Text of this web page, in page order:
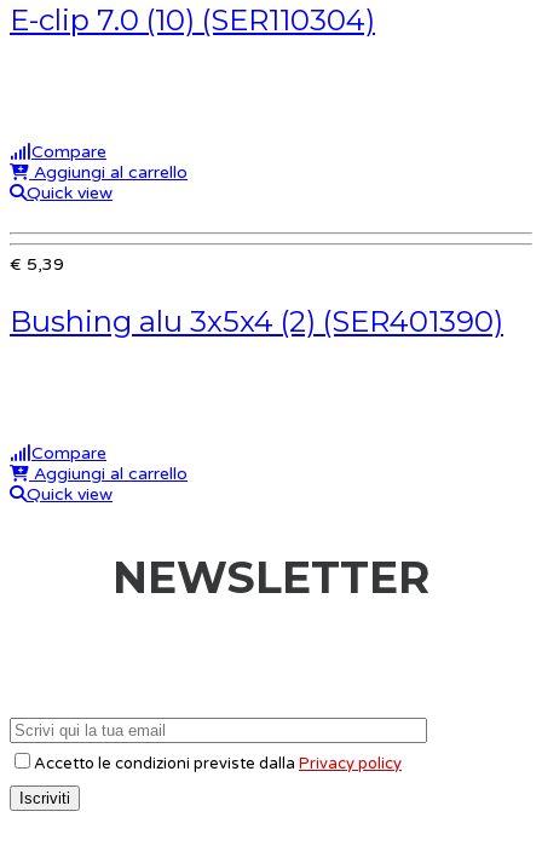
E-clip 7.0 (10) (SER110304)
Compare
Aggiungi al carrello
Quick view
€ 5,39
Bushing alu 3x5x4 (2) (SER401390)
Compare
Aggiungi al carrello
Quick view
NEWSLETTER
Accetto le condizioni previste dalla Privacy policy